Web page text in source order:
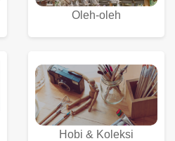
Oleh-oleh
Hobi & Koleksi